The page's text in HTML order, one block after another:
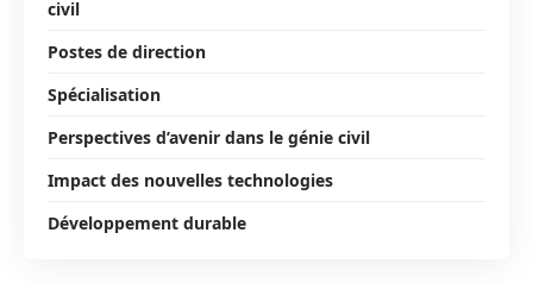
civil
Postes de direction
Spécialisation
Perspectives d’avenir dans le génie civil
Impact des nouvelles technologies
Développement durable